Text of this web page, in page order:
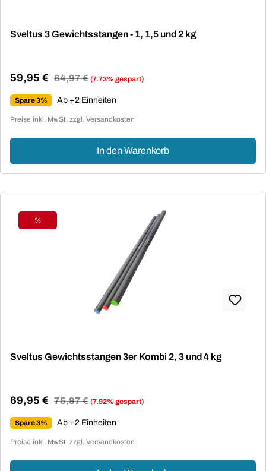
Sveltus 3 Gewichtsstangen - 1, 1,5 und 2 kg
Verkaufspreis:
59,95 € Regulärer Preis:
64,97 € (7.73% gespart)
Spare 3% Ab +2 Einheiten
Preise inkl. MwSt. zzgl. Versandkosten
In den Warenkorb
Rabatt
%
Sveltus Gewichtsstangen 3er Kombi 2, 3 und 4 kg
Verkaufspreis:
69,95 € Regulärer Preis:
75,97 € (7.92% gespart)
Spare 3% Ab +2 Einheiten
Preise inkl. MwSt. zzgl. Versandkosten